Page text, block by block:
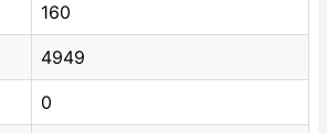
160
4949
0